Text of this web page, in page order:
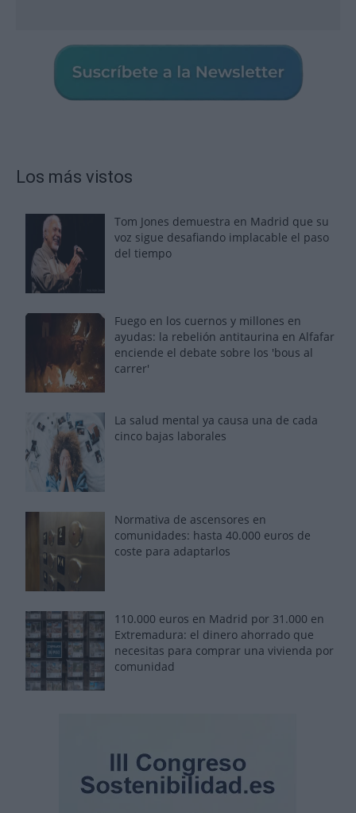
Los más vistos
Tom Jones demuestra en Madrid que su
voz sigue desafiando implacable el paso
del tiempo
Fuego en los cuernos y millones en
ayudas: la rebelión antitaurina en Alfafar
enciende el debate sobre los 'bous al
carrer'
La salud mental ya causa una de cada
cinco bajas laborales
Normativa de ascensores en
comunidades: hasta 40.000 euros de
coste para adaptarlos
110.000 euros en Madrid por 31.000 en
Extremadura: el dinero ahorrado que
necesitas para comprar una vivienda por
comunidad